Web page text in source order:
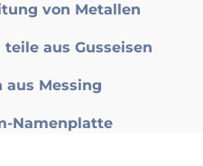
von Metallen
teile aus Gusseisen
aus Messing
Namenplatte